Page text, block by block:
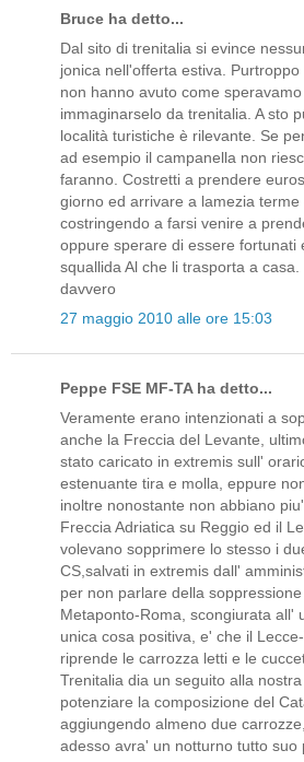
Bruce ha detto...
Dal sito di trenitalia si evince
jonica nell'offerta estiva.
non hanno avuto come
immaginarselo da trenitalia. A sto
località turistiche è rilevante. Se
ad esempio il campanella non
faranno. Costretti a prendere
giorno ed arrivare a lamezia terme
costringendo a farsi venire a
oppure sperare di essere fortunati
squallida Al che li trasporta a
davvero
27 maggio 2010 alle ore 15:03
Peppe FSE MF-TA ha detto...
Veramente erano intenzionati a
anche la Freccia del Levante,
stato caricato in extremis sull'
estenuante tira e molla, eppure
inoltre nonostante non abbiano
Freccia Adriatica su Reggio ed il
volevano sopprimere lo stesso i
CS,salvati in extremis dall'
per non parlare della
Metaponto-Roma, scongiurata all'
unica cosa positiva, e' che il
riprende le carrozza letti e le
Trenitalia dia un seguito alla
potenziare la composizione del
aggiungendo almeno due
adesso avra' un notturno tutto suo